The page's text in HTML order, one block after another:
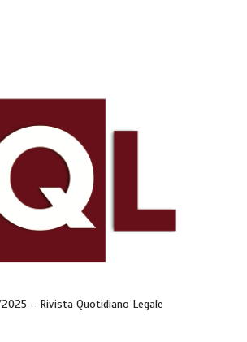
– Rivista Quotidiano Legale